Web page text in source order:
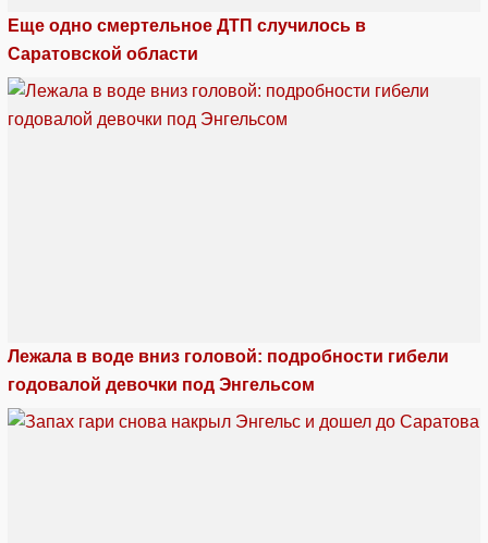
Еще одно смертельное ДТП случилось в
Саратовской области
Лежала в воде вниз головой: подробности гибели
годовалой девочки под Энгельсом